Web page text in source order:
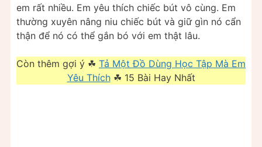
em rất nhiều. Em yêu thích chiếc bút vô cùng. Em
thường xuyên nâng niu chiếc bút và giữ gìn nó cẩn
thận để nó có thể gắn bó với em thật lâu.
Còn thêm gợi ý ☘ Tả Một Đồ Dùng Học Tập Mà Em
Yêu Thích☘ 15 Bài Hay Nhất